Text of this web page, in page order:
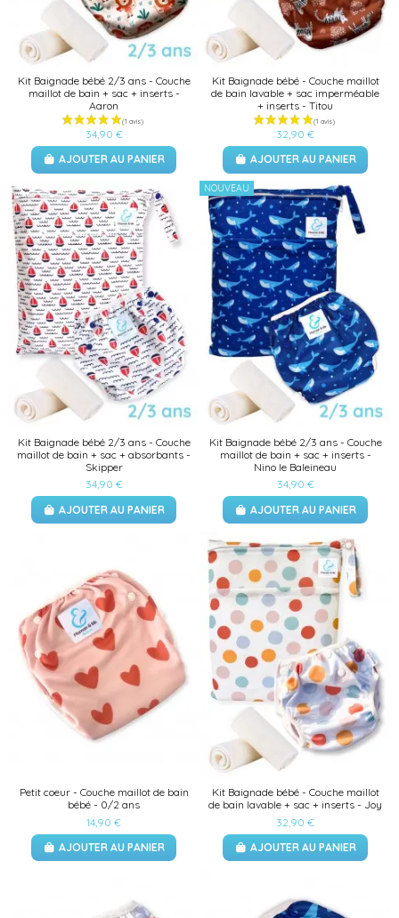
(1 avis)
(1 avis)
Kit Baignade bébé 2/3 ans - Couche
maillot de bain + sac + inserts -
Aaron
34,90 €
AJOUTER AU PANIER
Kit Baignade bébé - Couche maillot
de bain lavable + sac imperméable
+ inserts - Titou
32,90 €
AJOUTER AU PANIER
Kit Baignade bébé 2/3 ans - Couche
maillot de bain + sac + absorbants -
Skipper
34,90 €
AJOUTER AU PANIER
NOUVEAU
Kit Baignade bébé 2/3 ans - Couche
maillot de bain + sac + inserts -
Nino le Baleineau
34,90 €
AJOUTER AU PANIER
Petit coeur - Couche maillot de bain
bébé - 0/2 ans
14,90 €
AJOUTER AU PANIER
Kit Baignade bébé - Couche maillot
de bain lavable + sac + inserts - Joy
32,90 €
AJOUTER AU PANIER